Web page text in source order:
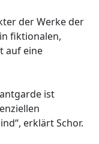
der Werke der
fiktionalen,
auf eine
ist
erklärt Schor.